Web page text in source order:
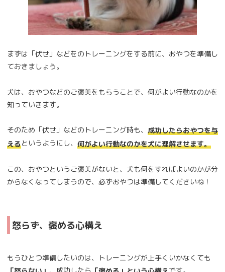
まずは「伏せ」などをのトレーニングをする前に、おやつを準備し
ておきましょう。
犬は、おやつなどのご褒美をもらうことで、何がよい行動なのかを
知っていきます。
そのため「伏せ」などのトレーニング時も、 成功したらおやつを与
えるというようにし、 何がよい行動なのかを犬に理解させます。
この、おやつというご褒美がないと、犬も何をすればよいのかが分
からなくなってしまうので、必ずおやつは準備してくださいね！
怒らず、褒める心構え
もうひとつ準備したいのは、トレーニングが上手くいかなくても